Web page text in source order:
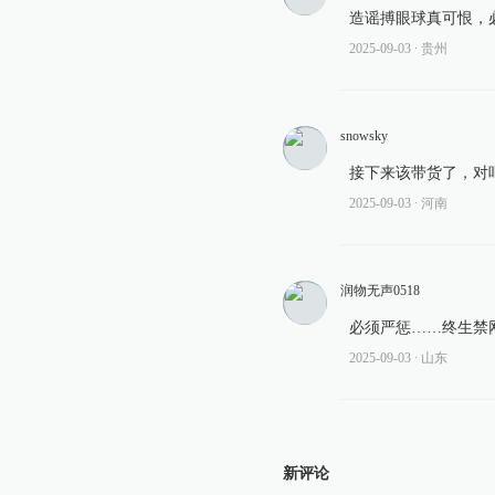
造谣搏眼球真可恨，
2025-09-03 ∙ 贵州
snowsky
接下来该带货了，对
2025-09-03 ∙ 河南
润物无声0518
必须严惩……终生
2025-09-03 ∙ 山东
新评论